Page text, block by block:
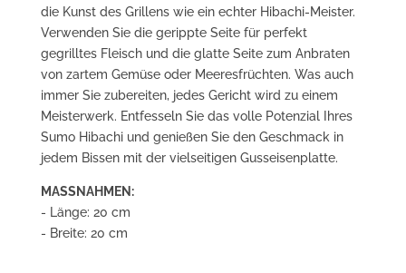
die Kunst des Grillens wie ein echter Hibachi-Meister.
Verwenden Sie die gerippte Seite für perfekt
gegrilltes Fleisch und die glatte Seite zum Anbraten
von zartem Gemüse oder Meeresfrüchten. Was auch
immer Sie zubereiten, jedes Gericht wird zu einem
Meisterwerk. Entfesseln Sie das volle Potenzial Ihres
Sumo Hibachi und genießen Sie den Geschmack in
jedem Bissen mit der vielseitigen Gusseisenplatte.
MASSNAHMEN:
- Länge: 20 cm
- Breite: 20 cm